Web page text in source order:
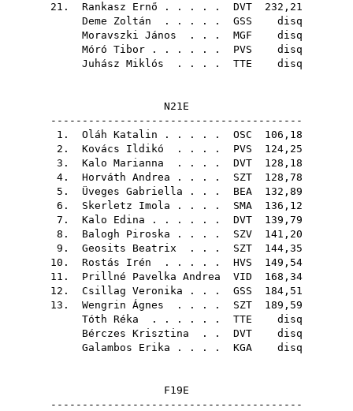
21. Rankasz Ernő . . . . . DVT 232,21
Deme Zoltán . . . . . GSS disq
Moravszki János . . . MGF disq
Móró Tibor . . . . . . PVS disq
Juhász Miklós . . . . TTE disq
N21E
----------------------------------------
1. Oláh Katalin . . . . . OSC 106,18
2. Kovács Ildikó . . . . PVS 124,25
3. Kalo Marianna . . . . DVT 128,18
4. Horváth Andrea . . . . SZT 128,78
5. Üveges Gabriella . . . BEA 132,89
6. Skerletz Imola . . . . SMA 136,12
7. Kalo Edina . . . . . . DVT 139,79
8. Balogh Piroska . . . . SZV 141,20
9. Geosits Beatrix . . . SZT 144,35
10. Rostás Irén . . . . . HVS 149,54
11. Prillné Pavelka Andrea VID 168,34
12. Csillag Veronika . . . GSS 184,51
13. Wengrin Ágnes . . . . SZT 189,59
Tóth Réka . . . . . . TTE disq
Bérczes Krisztina . . DVT disq
Galambos Erika . . . . KGA disq
F19E
----------------------------------------